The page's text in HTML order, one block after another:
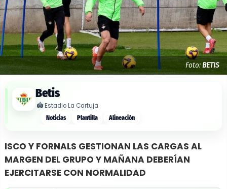
Foto:BETIS
Betis
🏟️Estadio La Cartuja
Noticias Plantilla Alineación
ISCO Y FORNALS GESTIONAN LAS CARGAS AL
MARGEN DEL GRUPO Y MAÑANA DEBERÍAN
EJERCITARSE CON NORMALIDAD